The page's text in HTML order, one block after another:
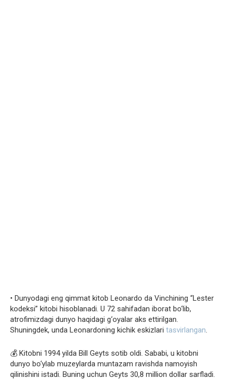
• Dunyodagi eng qimmat kitob Leonardo da Vinchining “Lester
kodeksi” kitobi hisoblanadi. U 72 sahifadan iborat bo‘lib,
atrofimizdagi dunyo haqidagi g‘oyalar aks ettirilgan.
Shuningdek, unda Leonardoning kichik eskizlari tasvirlangan.
💰 Kitobni 1994 yilda Bill Geyts sotib oldi. Sababi, u kitobni
dunyo bo‘ylab muzeylarda muntazam ravishda namoyish
qilinishini istadi. Buning uchun Geyts 30,8 million dollar sarfladi.